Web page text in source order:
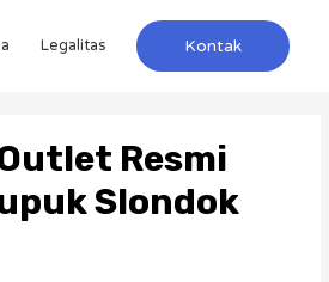
Legalitas Kontak
Resmi
Slondok